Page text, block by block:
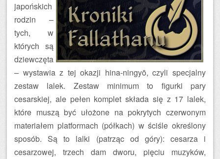
japońskich
rodzin –
tych, w
których są
dziewczęta
– wystawia z tej okazji hina-ningyō, czyli specjalny
zestaw lalek. Zestaw minimum to figurki pary
cesarskiej, ale pełen komplet składa się z 17 lalek,
które muszą być ułożone na pokrytych czerwonym
materiałem platformach (półkach) w ściśle określony
sposób. Są to lalki (patrząc od góry): cesarza i
cesarzowej, trzech dam dworu, pięciu muzyków,